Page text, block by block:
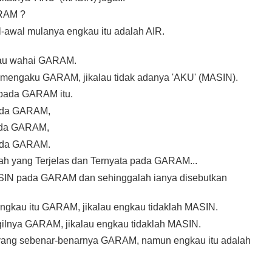
?
mulanya engkau itu adalah AIR.
wahai GARAM.
GARAM, jikalau tidak adanya 'AKU' (MASIN).
GARAM itu.
GARAM,
GARAM,
GARAM.
yang Terjelas dan Ternyata pada GARAM...
pada GARAM dan sehinggalah ianya disebutkan
itu GARAM, jikalau engkau tidaklah MASIN.
GARAM, jikalau engkau tidaklah MASIN.
sebenar-benarnya GARAM, namun engkau itu adalah